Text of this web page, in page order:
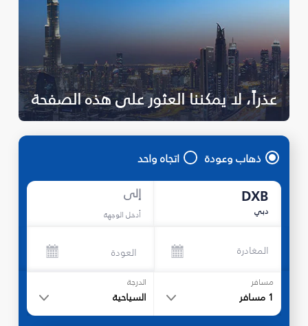
عذراً، لا يمكننا العثور على هذه الصفحة
ذهاب وعودة اتجاه واحد
DXB
دبي
إلى
أدخل الوجهة
المغادرة العودة
مسافر
1 مسافر
الدرجة
السياحية